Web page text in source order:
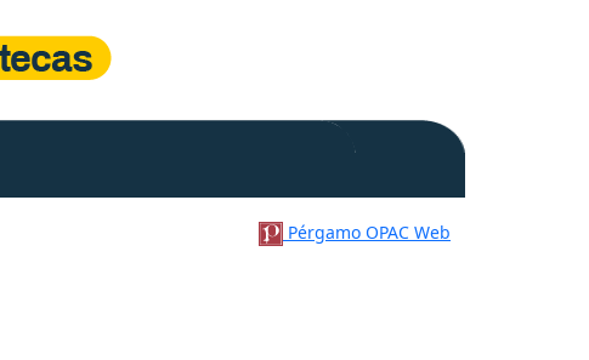
Pérgamo OPAC Web